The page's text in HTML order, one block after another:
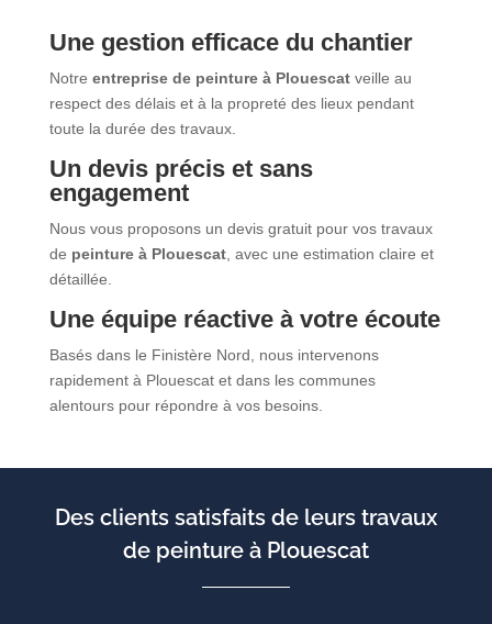
Une gestion efficace du chantier
Notre entreprise de peinture à Plouescatveille au
respect des délais et à la propreté des lieux pendant
toute la durée des travaux.
Un devis précis et sans
engagement
Nous vous proposons un devis gratuit pour vos travaux
de peinture à Plouescat, avec une estimation claire et
détaillée.
Une équipe réactive à votre écoute
Basés dans le Finistère Nord, nous intervenons
rapidement à Plouescat et dans les communes
alentours pour répondre à vos besoins.
Des clients satisfaits de leurs travaux
de peinture à Plouescat